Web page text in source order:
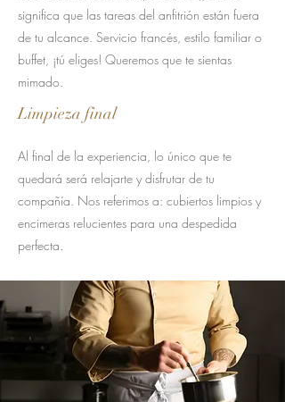
significa que las tareas del anfitrión están fuera
de tu alcance. Servicio francés, estilo familiar o
buffet, ¡tú eliges! Queremos que te sientas
mimado.
Limpieza final
Al final de la experiencia, lo único que te
quedará será relajarte y disfrutar de tu
compañía. Nos referimos a: cubiertos limpios y
encimeras relucientes para una despedida
perfecta.